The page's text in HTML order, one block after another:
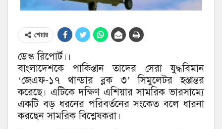
শেয়ার
ডেস্ক রিপোর্ট।।
বাংলাদেশকে পাকিস্তান তাদের সেরা যুদ্ধবিমান
‘জেএফ-১৭ থান্ডার ব্লক ৩’ সিমুলেটর হস্তান্তর
করেছে। এটিকে দক্ষিণ এশিয়ার সামরিক ভারসাম্যে
একটি বড় ধরনের পরিবর্তনের সংকেত বলে ধারনা
করছেন সামরিক বিশ্লেষকরা।